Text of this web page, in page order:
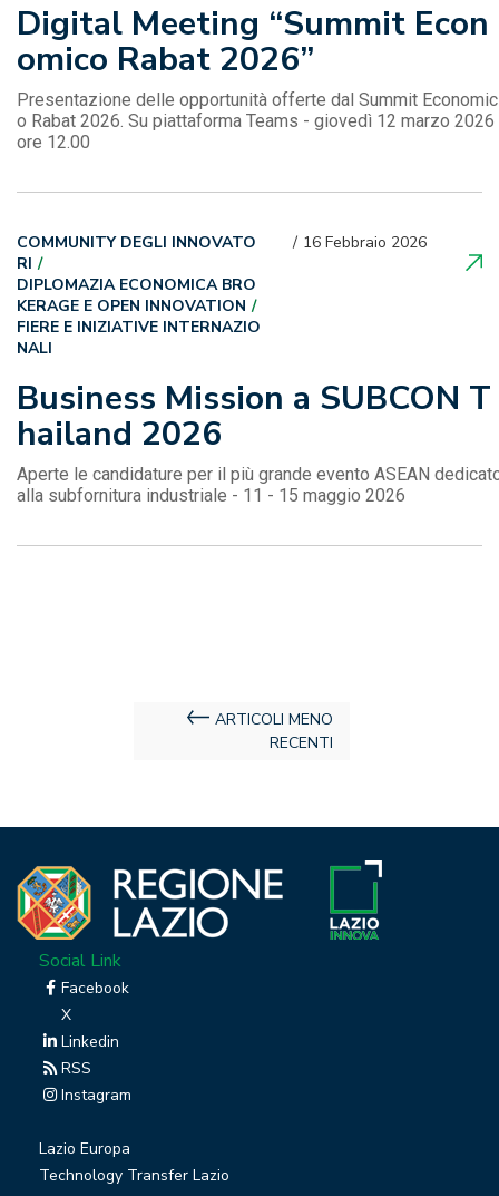
Digital Meeting “Summit Econ
omico Rabat 2026”
Presentazione delle opportunità offerte dal Summit Economic
o Rabat 2026. Su piattaforma Teams - giovedì 12 marzo 2026
ore 12.00
Business Mission a SUBCON T
hailand 2026
16 Febbraio 2026
COMMUNITY DEGLI INNOVATO
RI
DIPLOMAZIA ECONOMICA BRO
KERAGE E OPEN INNOVATION
FIERE E INIZIATIVE INTERNAZIO
NALI
Aperte le candidature per il più grande evento ASEAN
alla subfornitura industriale - 11 - 15 maggio 2026
ARTICOLI MENO
RECENTI
Social Link
Facebook
X
Linkedin
RSS
Instagram
Lazio Europa
Technology Transfer Lazio